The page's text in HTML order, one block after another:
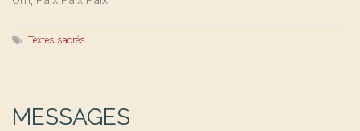
Textes sacrés
MESSAGES